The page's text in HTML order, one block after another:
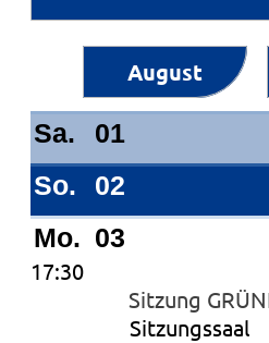
August
Sa.
01
So.
02
Mo. 03
17:30
Sitzung
Sitzungssaal